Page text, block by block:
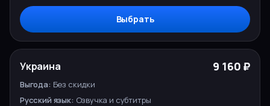
Выбрать
Украина 9 160 ₽
Без скидки
Озвучка и субтитры